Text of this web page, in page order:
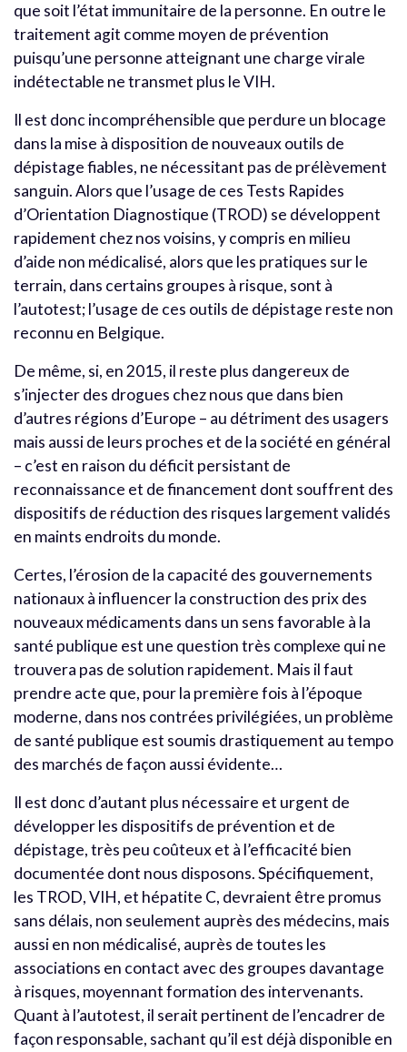
que soit l’état immunitaire de la personne. En outre le
traitement agit comme moyen de prévention
puisqu’une personne atteignant une charge virale
indétectable ne transmet plus le VIH.
Il est donc incompréhensible que perdure un blocage
dans la mise à disposition de nouveaux outils de
dépistage fiables, ne nécessitant pas de prélèvement
sanguin. Alors que l’usage de ces Tests Rapides
d’Orientation Diagnostique (TROD) se développent
rapidement chez nos voisins, y compris en milieu
d’aide non médicalisé, alors que les pratiques sur le
terrain, dans certains groupes à risque, sont à
l’autotest; l’usage de ces outils de dépistage reste non
reconnu en Belgique.
De même, si, en 2015, il reste plus dangereux de
s’injecter des drogues chez nous que dans bien
d’autres régions d’Europe – au détriment des usagers
mais aussi de leurs proches et de la société en général
– c’est en raison du déficit persistant de
reconnaissance et de financement dont souffrent des
dispositifs de réduction des risques largement validés
en maints endroits du monde.
Certes, l’érosion de la capacité des gouvernements
nationaux à influencer la construction des prix des
nouveaux médicaments dans un sens favorable à la
santé publique est une question très complexe qui ne
trouvera pas de solution rapidement. Mais il faut
prendre acte que, pour la première fois à l’époque
moderne, dans nos contrées privilégiées, un problème
de santé publique est soumis drastiquement au tempo
des marchés de façon aussi évidente…
Il est donc d’autant plus nécessaire et urgent de
développer les dispositifs de prévention et de
dépistage, très peu coûteux et à l’efficacité bien
documentée dont nous disposons. Spécifiquement,
les TROD, VIH, et hépatite C, devraient être promus
sans délais, non seulement auprès des médecins, mais
aussi en non médicalisé, auprès de toutes les
associations en contact avec des groupes davantage
à risques, moyennant formation des intervenants.
Quant à l’autotest, il serait pertinent de l’encadrer de
façon responsable, sachant qu’il est déjà disponible en